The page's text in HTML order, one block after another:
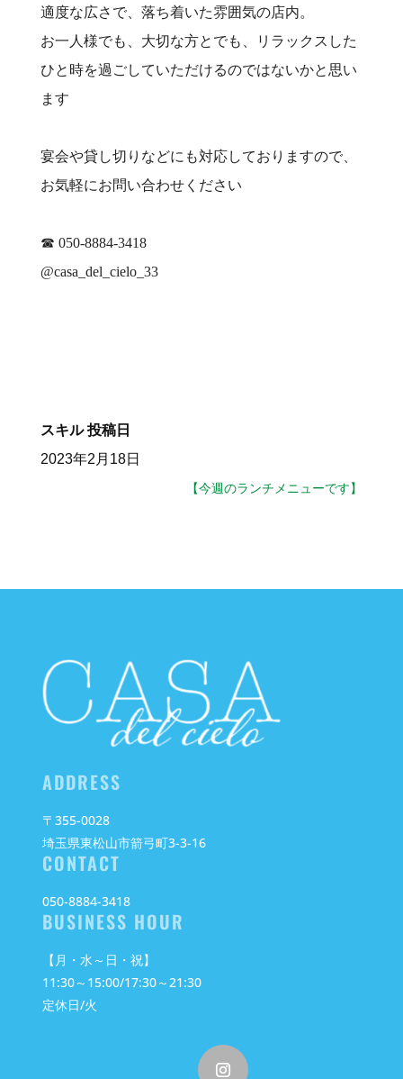
適度な広さで、落ち着いた雰囲気の店内。
お一人様でも、大切な方とでも、リラックスした
ひと時を過ごしていただけるのではないかと思い
ます
宴会や貸し切りなどにも対応しておりますので、
お気軽にお問い合わせください
☎ 050-8884-3418
@casa_del_cielo_33
スキル 投稿日
2023年2月18日
【今週のランチメニューです】
ADDRESS
〒355-0028
埼玉県東松山市箭弓町3-3-16
CONTACT
050-8884-3418
BUSINESS HOUR
【月・水～日・祝】
11:30～15:00/17:30～21:30
定休日/火